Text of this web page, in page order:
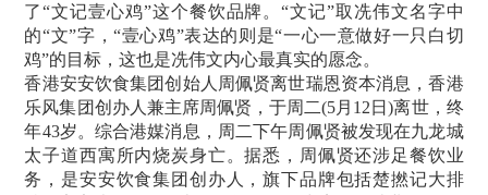
了“文记壹心鸡”这个餐饮品牌。“文记”取冼伟文名字中
的“文”字，“壹心鸡”表达的则是“一心一意做好一只白切
鸡”的目标，这也是冼伟文内心最真实的愿念。
香港安安饮食集团创始人周佩贤离世瑞恩资本消息，香港
乐风集团创办人兼主席周佩贤，于周二(5月12日)离世，终
年43岁。综合港媒消息，周二下午周佩贤被发现在九龙城
太子道西寓所内烧炭身亡。据悉，周佩贤还涉足餐饮业
务，是安安饮食集团创办人，旗下品牌包括楚撚记大排